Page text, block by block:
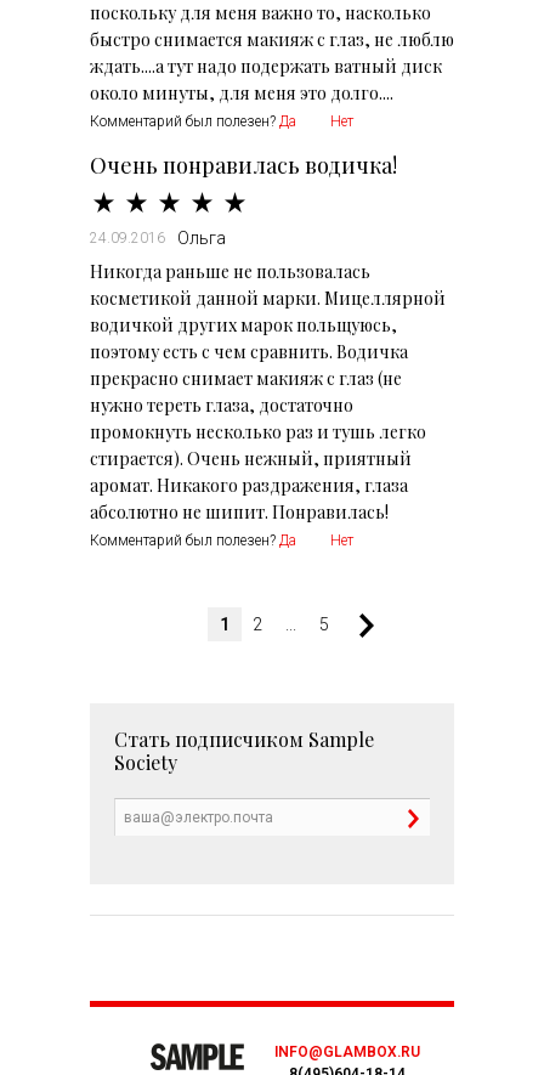
поскольку для меня важно то, насколько
быстро снимается макияж с глаз, не люблю
ждать....а тут надо подержать ватный диск
около минуты, для меня это долго....
Комментарий был полезен? Да Нет
Очень понравилась водичка!
24.09.2016 Ольга
Никогда раньше не пользовалась
косметикой данной марки. Мицеллярной
водичкой других марок польщуюсь,
поэтому есть с чем сравнить. Водичка
прекрасно снимает макияж с глаз (не
нужно тереть глаза, достаточно
промокнуть несколько раз и тушь легко
стирается). Очень нежный, приятный
аромат. Никакого раздражения, глаза
абсолютно не шипит. Понравилась!
Комментарий был полезен? Да Нет
1 2 5
Стать подписчиком Sample
Society
INFO@GLAMBOX.RU